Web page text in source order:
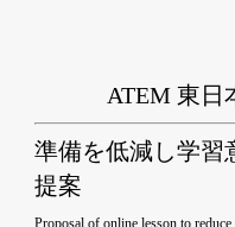
ATEM 東日
準備を低減し学習
提案
Proposal of online lesson to